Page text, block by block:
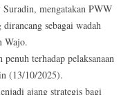
mengatakan PWW
sebagai wadah
Wajo.
terhadap pelaksanaan
(13/10/2025).
ajang strategis bagi